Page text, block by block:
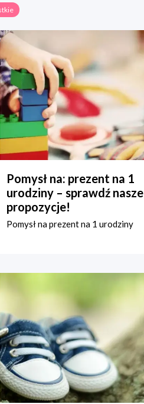
Pomysł na: prezent na 1
urodziny – sprawdź nasze
propozycje!
Pomysł na prezent na 1 urodziny